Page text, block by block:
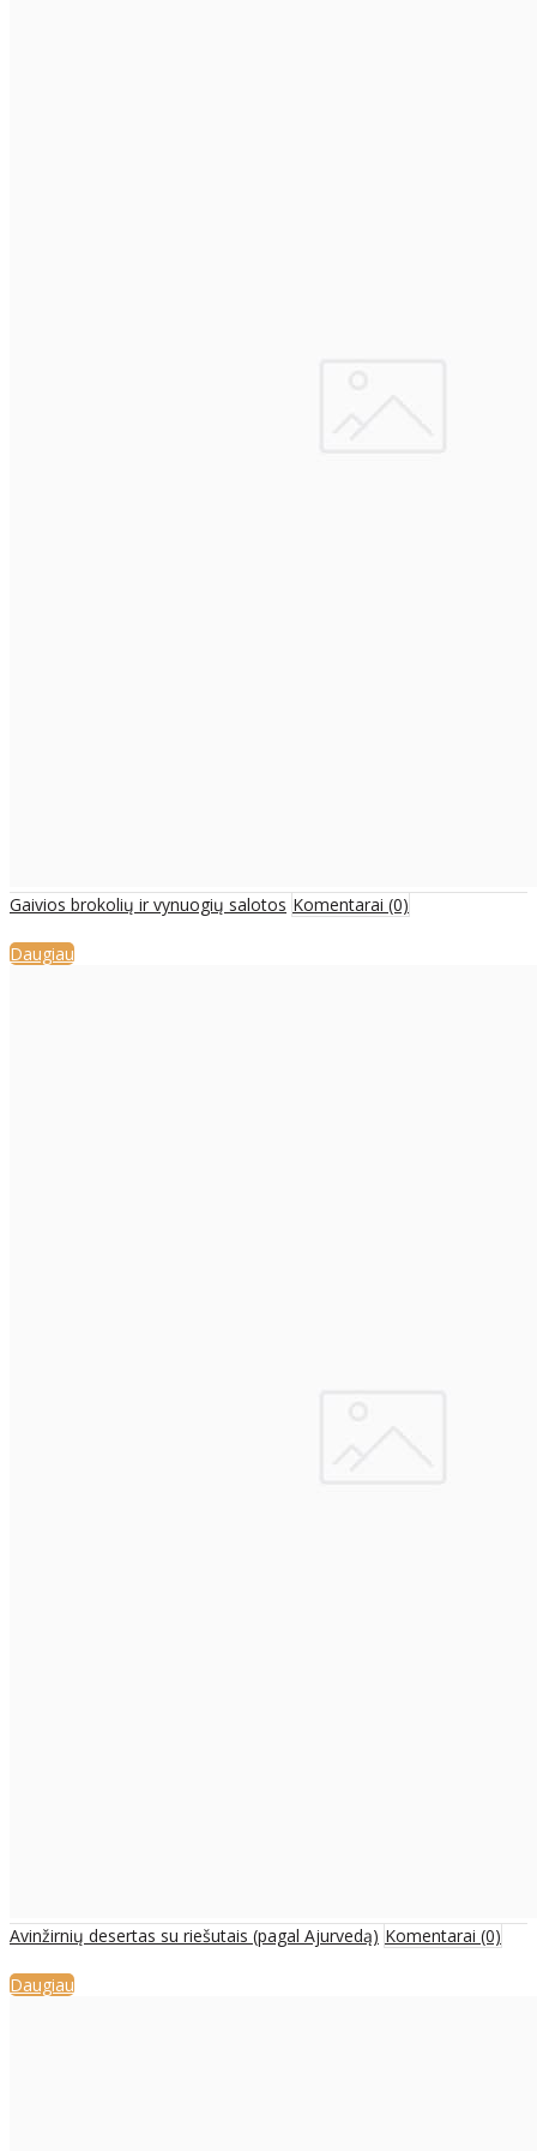
Gaivios brokolių ir vynuogių salotos Komentarai (0)
Daugiau
Avinžirnių desertas su riešutais (pagal Ajurvedą) Komentarai (0)
Daugiau